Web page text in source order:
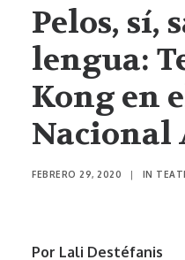
AUDIOVISUALES
ENTREVISTAS
HISTORIETA
MÚSICA
TEATRO
SONÁMBULA
Pelos, sí,
lengua:
Kong en
Nacional
FEBRERO 29, 2020 | IN
Por Lali Destéfanis